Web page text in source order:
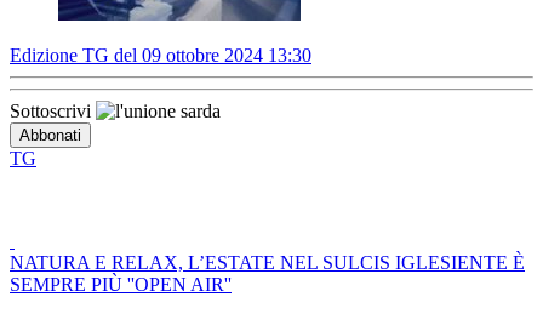
Edizione TG del 09 ottobre 2024 13:30
Sottoscrivi
TG
NATURA E RELAX, L’ESTATE NEL SULCIS IGLESIENTE È
SEMPRE PIÙ ''OPEN AIR''